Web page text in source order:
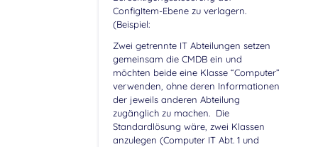
ConfigItem-Ebene zu verlagern.
(Beispiel:
Zwei getrennte IT Abteilungen setzen
gemeinsam die CMDB ein und
möchten beide eine Klasse “Computer”
verwenden, ohne deren Informationen
der jeweils anderen Abteilung
zugänglich zu machen. Die
Standardlösung wäre, zwei Klassen
anzulegen (Computer IT Abt. 1 und